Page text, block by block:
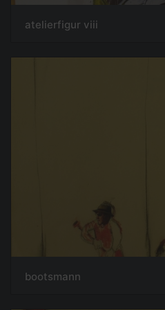
atelierfigur viii
bootsmann